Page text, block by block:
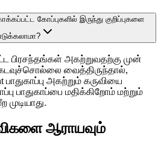
கோப்புகளில் இருந்து குறிப்புகளை
பிரசந்தங்கள் அகற்றுவதற்கு முன்
வைத்திருந்தால்,
அகற்றும் கருவியை
பாதுகாப்பை மதிக்கிறோம் மற்றும்
ஆராயவும்